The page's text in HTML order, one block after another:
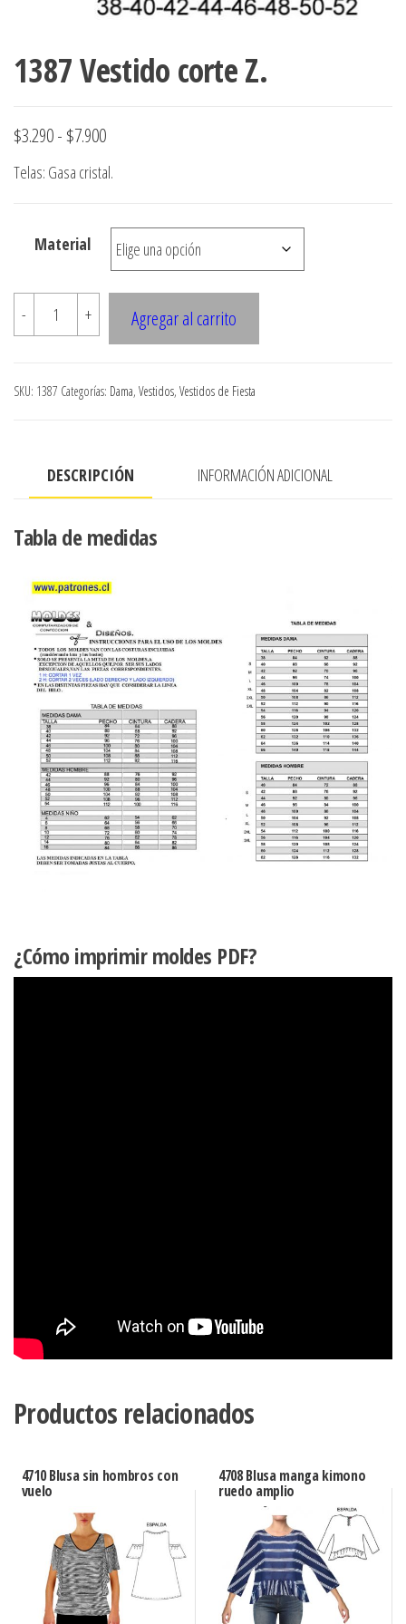
1387 Vestido corte Z.
$3.290- $7.900Rango
de
desde
$3.290
$7.900
Telas: Gasa cristal.
Material
-
1387
Vestido
Z.
cantidad
+ Agregar al carrito
SKU: 1387 Categorías: Dama, Vestidos, Vestidos de Fiesta
DESCRIPCIÓN INFORMACIÓN ADICIONAL
Tabla de medidas
¿Cómo imprimir moldes PDF?
Productos relacionados
4710 Blusa sin hombros con
vuelo
4708 Blusa manga kimono
ruedo amplio